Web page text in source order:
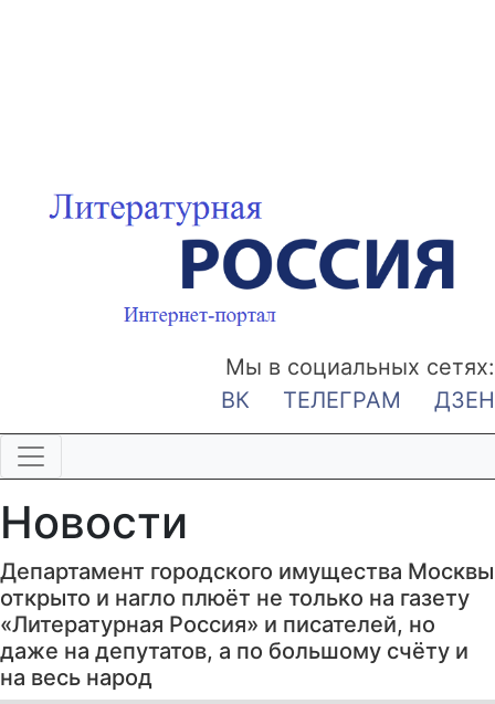
Мы в социальных сетях:
ВК
ТЕЛЕГРАМ ДЗЕН
Новости
Департамент городского имущества Москвы
открыто и нагло плюёт не только на газету
«Литературная Россия» и писателей, но
даже на депутатов, а по большому счёту и
на весь народ